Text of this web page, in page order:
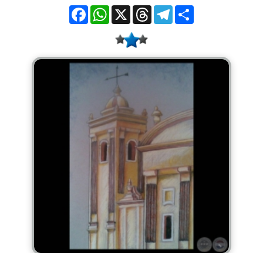
FacebookWhatsApp
X ThreadsTelegram